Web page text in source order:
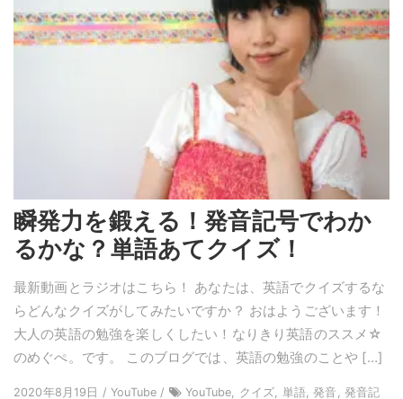
瞬発力を鍛える！発音記号でわか
るかな？単語あてクイズ！
最新動画とラジオはこちら！ あなたは、英語でクイズするな
らどんなクイズがしてみたいですか？ おはようございます！
大人の英語の勉強を楽しくしたい！なりきり英語のススメ☆
のめぐぺ。です。 このブログでは、英語の勉強のことや […]
2020年8月19日 / YouTube /
YouTube, クイズ, 単語, 発音, 発音記